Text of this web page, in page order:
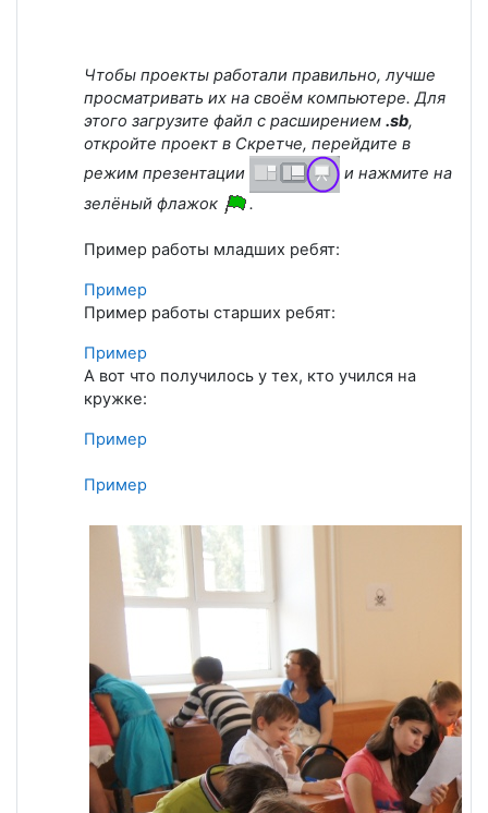
Чтобы проекты работали правильно, лучше
просматривать их на своём компьютере. Для
этого загрузите файл с расширением .sb,
откройте проект в Скретче, перейдите в
режим презентации
и нажмите на
зелёный флажок
.
Пример работы младших ребят:
Пример
Пример работы старших ребят:
Пример
А вот что получилось у тех, кто учился на
кружке:
Пример
Пример